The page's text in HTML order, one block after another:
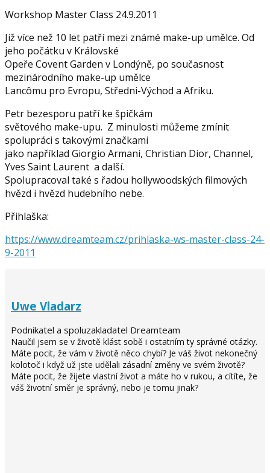
Workshop Master Class 24.9.2011
Již více než 10 let patří mezi známé make-up umělce. Od
jeho počátku v Královské
Opeře Covent Garden v Londýně, po současnost
mezinárodního make-up umělce
Lancômu pro Evropu, Středni-Východ a Afriku.
Petr bezesporu patří ke špičkám
světového make-upu. Z minulosti můžeme zmínit
spolupráci s takovými značkami
jako například Giorgio Armani, Christian Dior, Channel,
Yves Saint Laurent a další.
Spolupracoval také s řadou hollywoodských filmových
hvězd i hvězd hudebního nebe.
Přihlaška:
https://www.dreamteam.cz/prihlaska-ws-master-class-24-
9-2011
Uwe Vladarz
Podnikatel a spoluzakladatel Dreamteam
Naučil jsem se v životě klást sobě i ostatním ty správné otázky.
Máte pocit, že vám v životě něco chybí? Je váš život nekonečný
kolotoč i když už jste udělali zásadní změny ve svém životě?
Máte pocit, že žijete vlastní život a máte ho v rukou, a cítíte, že
váš životní směr je správný, nebo je tomu jinak?